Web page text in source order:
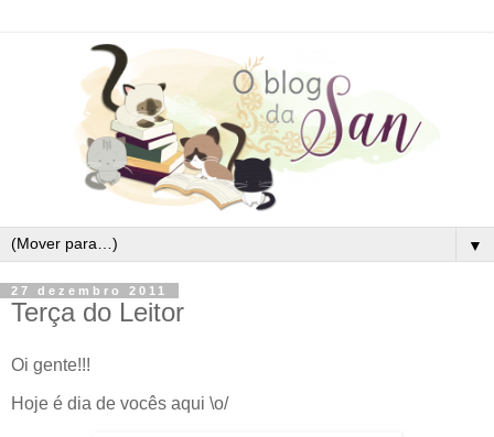
▼
27 dezembro 2011
Terça do Leitor
Oi gente!!!
Hoje é dia de vocês aqui \o/